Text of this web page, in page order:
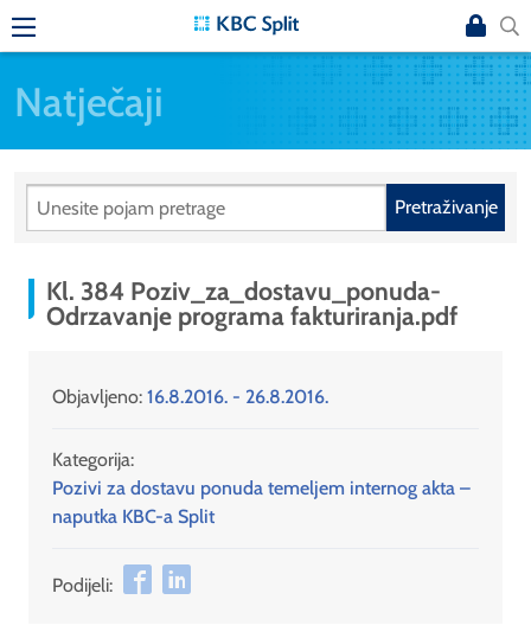
Natječaji
Pretraživanje
Kl. 384 Poziv_za_dostavu_ponuda-
Odrzavanje programa fakturiranja.pdf
Objavljeno: 16.8.2016. - 26.8.2016.
Kategorija:
Pozivi za dostavu ponuda temeljem internog akta –
naputka KBC-a Split
Podijeli: